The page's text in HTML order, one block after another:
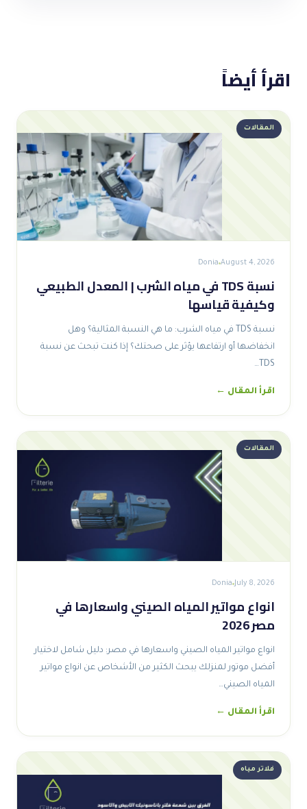
اقرأ أيضاً
المقالات
August 4, 2026
Donia
نسبة TDS في مياه الشرب | المعدل الطبيعي
وكيفية قياسها
نسبة TDS في مياه الشرب: ما هي النسبة المثالية؟ وهل
انخفاضها أو ارتفاعها يؤثر على صحتك؟ إذا كنت تبحث عن نسبة
TDS…
اقرأ المقال ←
المقالات
July 8, 2026
Donia
انواع مواتير المياه الصيني واسعارها في
مصر 2026
انواع مواتير المياه الصيني واسعارها في مصر: دليل شامل لاختيار
أفضل موتور لمنزلك يبحث الكثير من الأشخاص عن انواع مواتير
المياه الصيني…
اقرأ المقال ←
فلاتر مياه